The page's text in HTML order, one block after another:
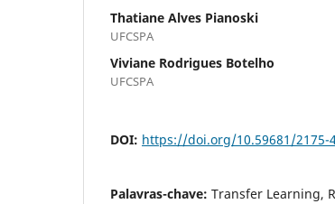
Thatiane Alves Pianoski
UFCSPA
Viviane Rodrigues Botelho
UFCSPA
DOI: https://doi.org/10.59681/2175-
Palavras-chave: Transfer Learning,